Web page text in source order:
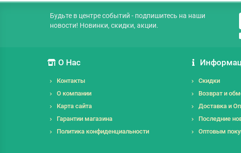
Будьте в центре событий - подпишитесь на наши
новости! Новинки, скидки, акции.
О Нас
Контакты
О компании
Карта сайта
Гарантии магазина
Политика конфиденциальности
Скидки
Возврат и
Доставка и
Последние
Оптовым